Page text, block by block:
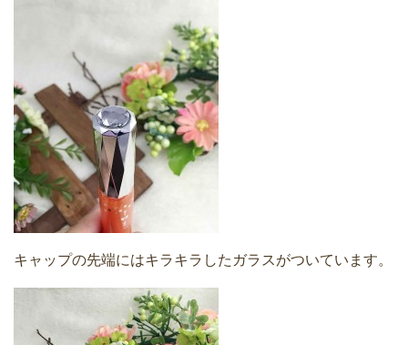
キャップの先端にはキラキラしたガラスがついています。